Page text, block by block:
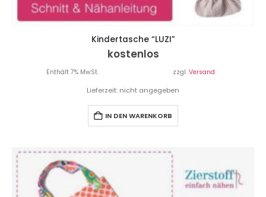
Kindertasche “LUZI”
kostenlos
Enthält 7% MwSt. zzgl. Versand
Lieferzeit: nicht angegeben
IN DEN WARENKORB